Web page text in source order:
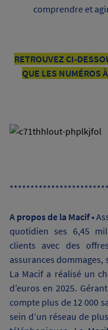
comprendre et
RETROUVEZ CI-
QUE LES NUMÉROS
A propos de la Macif •
quotidien ses 6,45
clients avec des
assurances
La Macif a réalisé un
d’euros en 2025.
compte plus de 12 000
sein d’un réseau de